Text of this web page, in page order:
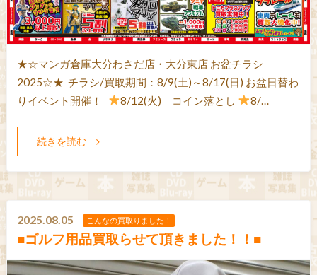
★☆マンガ倉庫大分わさだ店・大分東店 お盆チラシ
2025☆★ チラシ/買取期間：8/9(土)～8/17(日) お盆日替わ
りイベント開催！
8/12(火) コイン落とし 8/…
続きを読む
2025.08.05 こんなの買取りました！
■ゴルフ用品買取らせて頂きました！！■